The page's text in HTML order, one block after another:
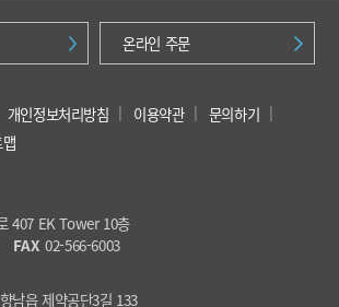
온라인 주문
개인정보처리방침 이용약관
문의하기
407 EK Tower 10층
FAX 02-566-6003
남읍 제약공단3길 133